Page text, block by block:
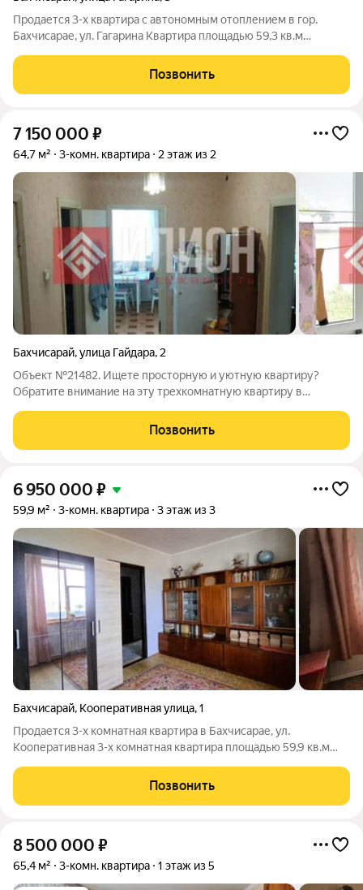
Продается 3-х квартира с автономным отоплением в гор.
Бахчисарае, ул. Гагарина Квартира площадью 59,3 кв.м
Подъезд чистый, отремонтированный, без посторонних
запахов, оборудован домофоном. Двор
Позвонить
7 150 000 ₽
64,7 м² 3-комн. квартира 2 этаж из 2
Бахчисарай,улица Гайдара, 2
Объект №21482. Ищете просторную и уютную квартиру?
Обратите внимание на эту трехкомнатную квартиру в
независимость благодаря автономному отоплению, которое
позволит вам регулировать температуру в доме по
Позвонить
6 950 000 ₽
59,9 м² 3-комн. квартира 3 этаж из 3
Бахчисарай, Кооперативная улица,1
Продается 3-х комнатная квартира в Бахчисарае, ул.
Кооперативная 3-х комнатная квартира площадью 59,9 кв.м
изолированные, балкон и лоджия, раздельный санузел,
просторная светлая кухня, большая
Позвонить
8 500 000 ₽
65,4 м² 3-комн. квартира 1 этаж из 5